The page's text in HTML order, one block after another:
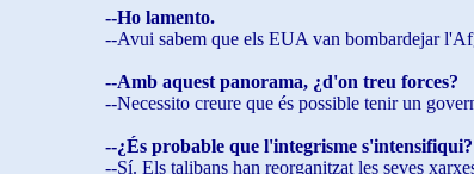
--Ho lamento.
--Avui sabem que els EUA van bombardejar
--Amb aquest panorama, ¿d'on treu forces?
--Necessito creure que és possible tenir un
--¿És probable que l'integrisme s'intensifiqui?
--Sí. Els talibans han reorganitzat les seves